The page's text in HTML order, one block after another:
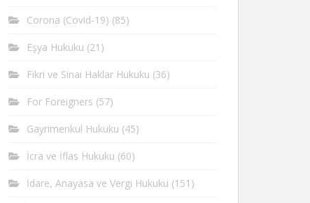
Corona (Covid-19) (85)
Eşya Hukuku (21)
Fikri ve Sinai Haklar Hukuku (36)
For Foreigners (57)
Gayrimenkul Hukuku (45)
İcra ve İflas Hukuku (60)
İdare, Anayasa ve Vergi Hukuku (151)